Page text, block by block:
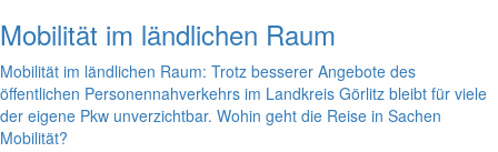
Mobilität im ländlichen Raum
Mobilität im ländlichen Raum: Trotz besserer Angebote des
öffentlichen Personennahverkehrs im Landkreis Görlitz bleibt für viele
der eigene Pkw unverzichtbar. Wohin geht die Reise in Sachen
Mobilität?